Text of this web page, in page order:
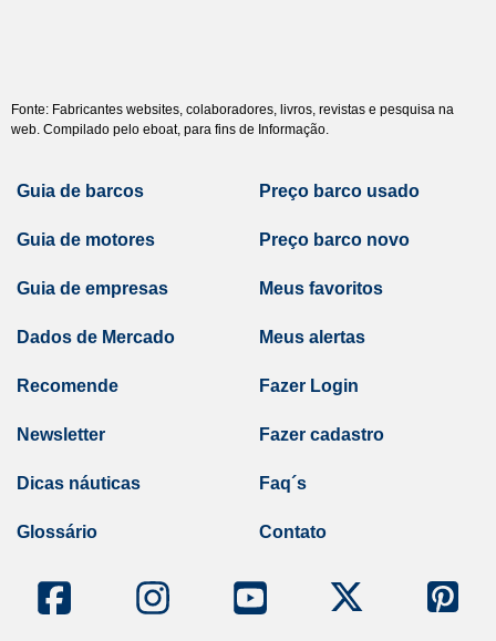
Fonte: Fabricantes websites, colaboradores, livros, revistas e pesquisa na
web. Compilado pelo eboat, para fins de Informação.
Guia de barcos
Guia de motores
Guia de empresas
Dados de Mercado
Preço barco usado
Preço barco novo
Meus favoritos
Meus alertas
Recomende
Newsletter
Dicas náuticas
Glossário
Fazer Login
Fazer cadastro
Faq´s
Contato